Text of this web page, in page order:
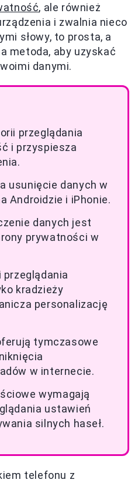
, ale również
i zwalnia nieco
słowy, to prosta, a
metoda, aby uzyskać
danymi.
przeglądania
i przyspiesza
usunięcie danych w
Androidzie i iPhonie.
danych jest
prywatności w
kradzieży
personalizację
tymczasowe
w internecie.
wymagają
ustawień
silnych haseł.
telefonu z